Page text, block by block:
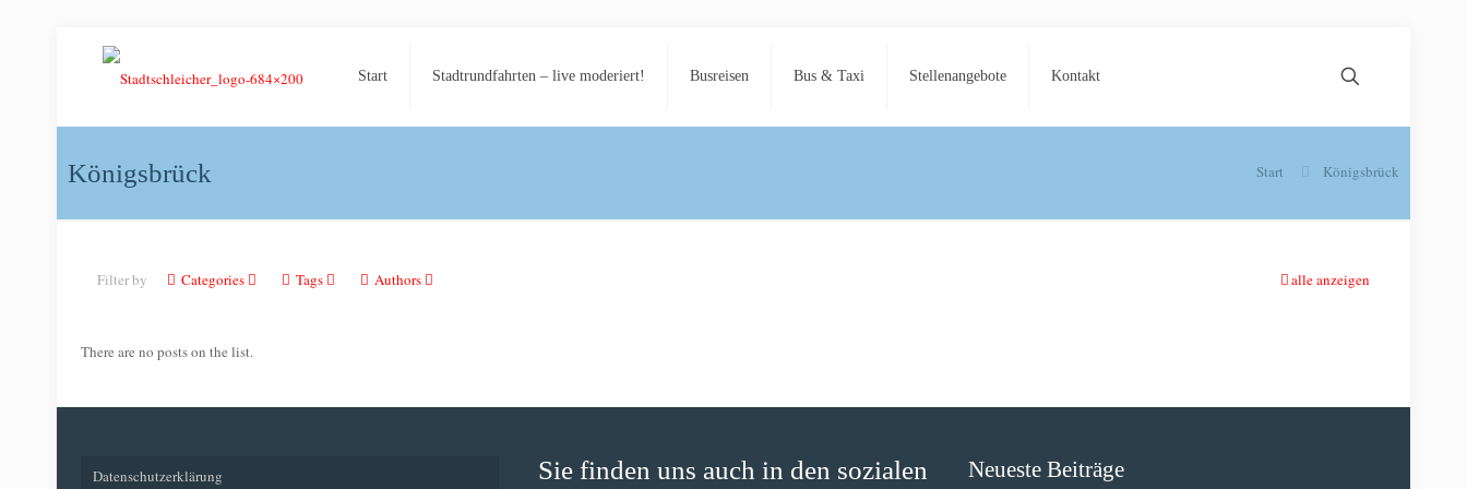
Start Stadtrundfahrten – live moderiert! Busreisen Bus & Taxi Stellenangebote Kontakt
Königsbrück Start Königsbrück
Filter by Categories Tags Authors alle anzeigen
There are no posts on the list.
Datenschutzerklärung
Sie finden uns auch in den sozialen
Neueste Beiträge